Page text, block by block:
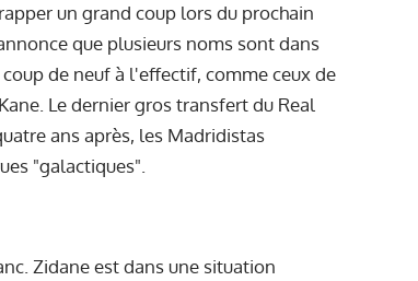
un grand coup lors du prochain
que plusieurs noms sont dans
de neuf à l'effectif, comme ceux de
Le dernier gros transfert du Real
ans après, les Madridistas
"galactiques".
Zidane est dans une situation